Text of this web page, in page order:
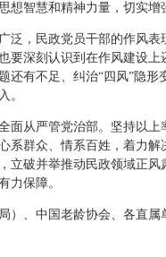
智慧和精神力量，切实增
，民政党员干部的作风表
要深刻认识到在作风建设
有不足、纠治“四风”隐
。
从严管党治部。坚持以上
系群众、情系百姓，着力
立破并举推动民政领域正
力保障。
、中国老龄协会、各直属